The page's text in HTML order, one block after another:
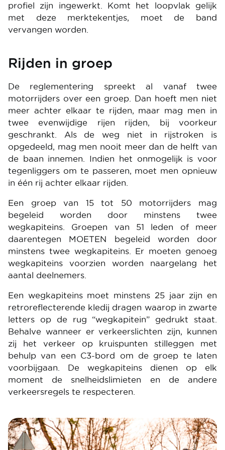
profiel zijn ingewerkt. Komt het loopvlak gelijk
met deze merktekentjes, moet de band
vervangen worden.
Rijden in groep
De reglementering spreekt al vanaf twee
motorrijders over een groep. Dan hoeft men niet
meer achter elkaar te rijden, maar mag men in
twee evenwijdige rijen rijden, bij voorkeur
geschrankt. Als de weg niet in rijstroken is
opgedeeld, mag men nooit meer dan de helft van
de baan innemen. Indien het onmogelijk is voor
tegenliggers om te passeren, moet men opnieuw
in één rij achter elkaar rijden.
Een groep van 15 tot 50 motorrijders mag
begeleid worden door minstens twee
wegkapiteins. Groepen van 51 leden of meer
daarentegen MOETEN begeleid worden door
minstens twee wegkapiteins. Er moeten genoeg
wegkapiteins voorzien worden naargelang het
aantal deelnemers.
Een wegkapiteins moet minstens 25 jaar zijn en
retroreflecterende kledij dragen waarop in zwarte
letters op de rug “wegkapitein” gedrukt staat.
Behalve wanneer er verkeerslichten zijn, kunnen
zij het verkeer op kruispunten stilleggen met
behulp van een C3-bord om de groep te laten
voorbijgaan. De wegkapiteins dienen op elk
moment de snelheidslimieten en de andere
verkeersregels te respecteren.
Image